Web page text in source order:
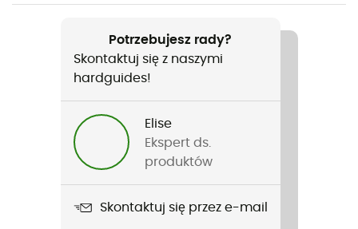
Potrzebujesz rady?
Skontaktuj się z naszymi
hardguides!
Elise
Ekspert ds.
produktów
Skontaktuj się przez e-mail